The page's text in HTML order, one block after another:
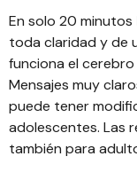
En solo 20 minutos
toda claridad y de
funciona el cerebro
Mensajes muy
puede tener
adolescentes. Las
también para